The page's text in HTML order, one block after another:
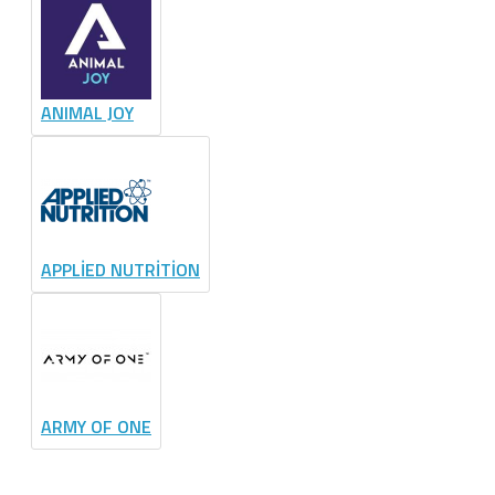
ANIMAL JOY
APPLİED NUTRİTİON
ARMY OF ONE